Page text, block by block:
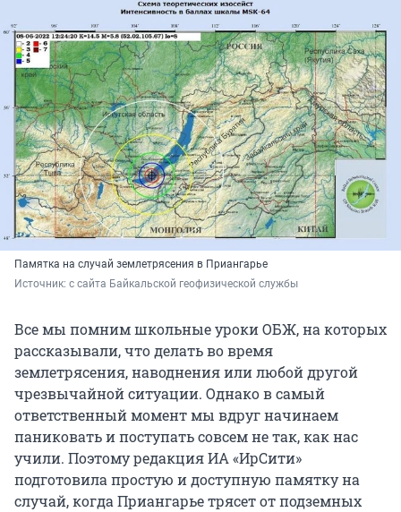
Памятка на случай землетрясения в Приангарье
Источник: с сайта Байкальской геофизической службы
Все мы помним школьные уроки ОБЖ, на которых
рассказывали, что делать во время
землетрясения, наводнения или любой другой
чрезвычайной ситуации. Однако в самый
ответственный момент мы вдруг начинаем
паниковать и поступать совсем не так, как нас
учили. Поэтому редакция ИА «ИрСити»
подготовила простую и доступную памятку на
случай, когда Приангарье трясет от подземных